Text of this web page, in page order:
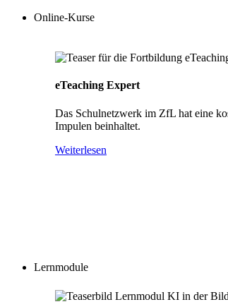
Online-Kurse
eTeaching Expert
Das Schulnetzwerk im ZfL hat eine
Impulen beinhaltet.
Weiterlesen
Lernmodule